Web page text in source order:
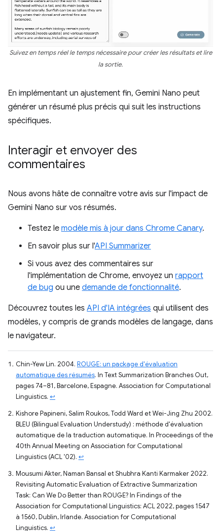
Suivez en temps réel le temps nécessaire pour créer les résultats et lire
la sortie.
En implémentant un ajustement fin, Gemini Nano peut
générer un résumé plus précis qui suit les instructions
spécifiques.
Interagir et envoyer des
commentaires
Nous avons hâte de connaître votre avis sur l'impact de
Gemini Nano sur vos résumés.
Testez le modèle mis à jour dans Chrome Canary.
En savoir plus sur l'API Summarizer
Si vous avez des commentaires sur
l'implémentation de Chrome, envoyez un rapport
de bug ou une demande de fonctionnalité.
Découvrez toutes les API d'IA intégrées qui utilisent des
modèles, y compris de grands modèles de langage, dans
le navigateur.
Chin-Yew Lin. 2004. ROUGE: un package d'évaluation
automatique des résumés. In Text Summarization Branches Out,
pages 74–81, Barcelone, Espagne. Association for Computational
Linguistics. ↩
Kishore Papineni, Salim Roukos, Todd Ward et Wei-Jing Zhu 2002.
BLEU (Bilingual Evaluation Understudy) : méthode d'évaluation
automatique de la traduction automatique. In Proceedings of the
40th Annual Meeting on Association for Computational
Linguistics (ACL '02). ↩
Mousumi Akter, Naman Bansal et Shubhra Kanti Karmaker 2022.
Revisiting Automatic Evaluation of Extractive Summarization
Task: Can We Do Better than ROUGE? In Findings of the
Association for Computational Linguistics: ACL 2022, pages 1547
à 1560, Dublin, Irlande. Association for Computational
Linguistics. ↩